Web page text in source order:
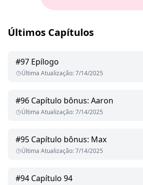
Últimos Capítulos
#97 Epílogo
Última Atualização:7/14/2025
#96 Capítulo bônus: Aaron
Última Atualização:7/14/2025
#95 Capítulo bônus: Max
Última Atualização:7/14/2025
#94 Capítulo 94